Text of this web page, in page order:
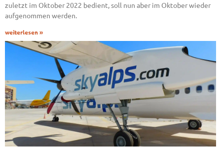
zuletzt im Oktober 2022 bedient, soll nun aber im Oktober wieder
aufgenommen werden.
weiterlesen »